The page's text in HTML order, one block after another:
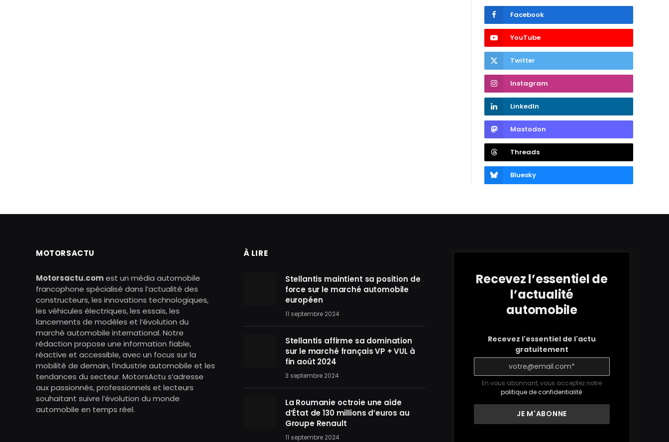
Facebook
YouTube
Twitter
Instagram
LinkedIn
Mastodon
Threads
Bluesky
MOTORSACTU
Motorsactu.comest un média automobile
francophone spécialisé dans l’actualité des
constructeurs, les innovations technologiques,
les véhicules électriques, les essais, les
lancements de modèles et l’évolution du
marché automobile international. Notre
rédaction propose une information fiable,
réactive et accessible, avec un focus sur la
mobilité de demain, l’industrie automobile et les
tendances du secteur. MotorsActu s’adresse
aux passionnés, professionnels et lecteurs
souhaitant suivre l’évolution du monde
automobile en temps réel.
À LIRE
Stellantis maintient sa position de
force sur le marché automobile
européen
11 septembre 2024
Stellantis affirme sa domination
sur le marché français VP + VUL à
fin août 2024
3 septembre 2024
La Roumanie octroie une aide
d’État de 130 millions d’euros au
Groupe Renault
11 septembre 2024
Recevez l’essentiel de
l’actualité
automobile
Recevez l'essentiel de l'actu
gratuitement
En vous abonnant, vous acceptez notre
politique de confidentialité.